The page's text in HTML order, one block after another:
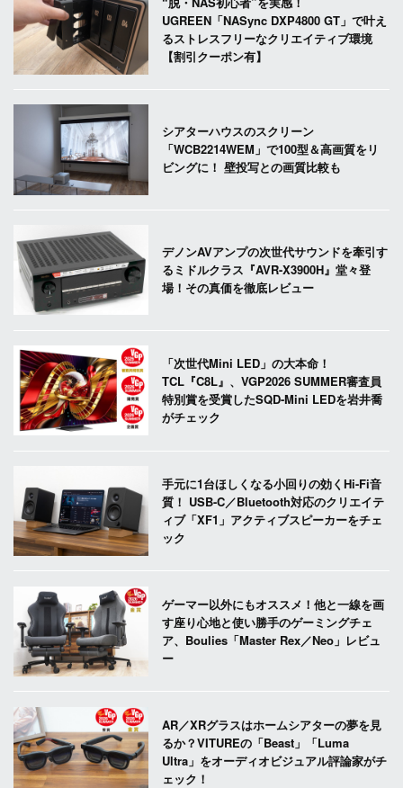
UGREEN「NASync DXP4800 GT」で叶え
るストレスフリーなクリエイティブ環境
【割引クーポン有】
シアターハウスのスクリーン
「WCB2214WEM」で100型＆高画質をリ
ビングに！ 壁投写との画質比較も
デノンAVアンプの次世代サウンドを牽引す
るミドルクラス『AVR-X3900H』堂々登
場！その真価を徹底レビュー
「次世代Mini LED」の大本命！
TCL『C8L』、VGP2026 SUMMER審査員
特別賞を受賞したSQD-Mini LEDを岩井喬
がチェック
手元に1台ほしくなる小回りの効くHi-Fi音
質！ USB-C／Bluetooth対応のクリエイテ
ィブ「XF1」アクティブスピーカーをチェ
ック
ゲーマー以外にもオススメ！他と一線を画
す座り心地と使い勝手のゲーミングチェ
ア、Boulies「Master Rex／Neo」レビュ
ー
AR／XRグラスはホームシアターの夢を見
るか？VITUREの「Beast」「Luma
Ultra」をオーディオビジュアル評論家がチ
ェック！